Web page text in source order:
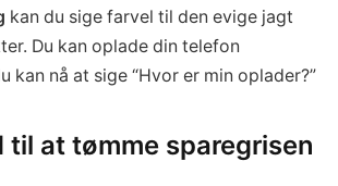
kan du sige farvel til den evige jagt
Du kan oplade din telefon
kan nå at sige “Hvor er min oplader?”
til at tømme sparegrisen